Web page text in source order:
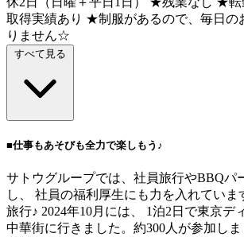
取得実績あり ★制服があるので、毎日の
りません☆
すべて見る
■仕事もあそびも全力で楽しもう♪
サトウグループでは、社員旅行やBBQパ
し、 社員の福利厚生にも力を入れてい
旅行♪ 2024年10月には、 1泊2日で東京デ
中華街に行きました。約300人が参加し